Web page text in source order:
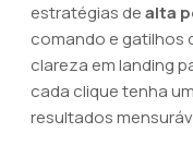
estratégias dealta
comando e gatilhos
clareza em landing
cada clique tenha
resultados